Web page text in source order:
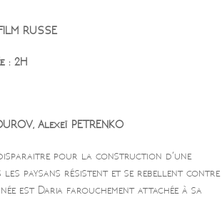
RUSSE
: 2H
Alexeï PETRENKO
pour la construction d’une
paysans résistent et se rebellent contre
est Daria farouchement attachée à sa